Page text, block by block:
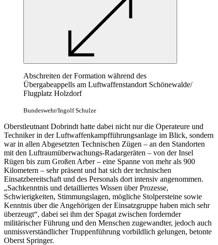
Abschreiten der Formation während des
Übergabeappells am Luftwaffenstandort Schönewalde/
Flugplatz Holzdorf
Bundeswehr/Ingolf Schulze
Oberstleutnant Dobrindt hatte dabei nicht nur die Operateure und
Techniker in der Luftwaffenkampfführungsanlage im Blick, sondern
war in allen Abgesetzten Technischen Zügen – an den Standorten
mit den Luftraumüberwachungs-Radargeräten – von der Insel
Rügen bis zum Großen Arber – eine Spanne von mehr als 900
Kilometern – sehr präsent und hat sich der technischen
Einsatzbereitschaft und des Personals dort intensiv angenommen.
„Sachkenntnis und detailliertes Wissen über Prozesse,
Schwierigkeiten, Stimmungslagen, mögliche Stolpersteine sowie
Kenntnis über die Angehörigen der Einsatzgruppe haben mich sehr
überzeugt“, dabei sei ihm der Spagat zwischen fordernder
militärischer Führung und den Menschen zugewandter, jedoch auch
unmissverständlicher Truppenführung vorbildlich gelungen, betonte
Oberst Springer.